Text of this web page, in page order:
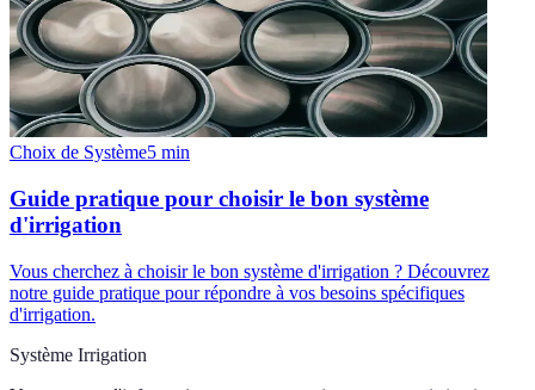
Choix de Système5 min
Guide pratique pour choisir le bon système
d'irrigation
Vous cherchez à choisir le bon système d'irrigation ? Découvrez
notre guide pratique pour répondre à vos besoins spécifiques
d'irrigation.
Système Irrigation